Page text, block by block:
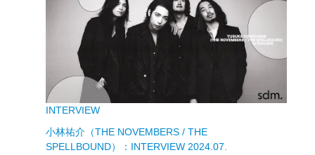
INTERVIEW
小林祐介（THE NOVEMBERS / THE
SPELLBOUND）：INTERVIEW 2024.07.